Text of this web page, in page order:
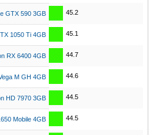
GTX 590 3GB 45.2
1050 Ti 4GB 45.1
RX 6400 4GB 44.7
M GH 4GB 44.6
HD 7970 3GB 44.5
Mobile 4GB 44.5